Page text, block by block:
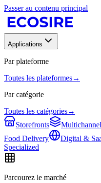
Passer au contenu principal
Applications
Par plateforme
Toutes les plateformes→
Par catégorie
Toutes les catégories→
Storefronts
Food Delivery
Digital &
Specialized
Parcourez le marché